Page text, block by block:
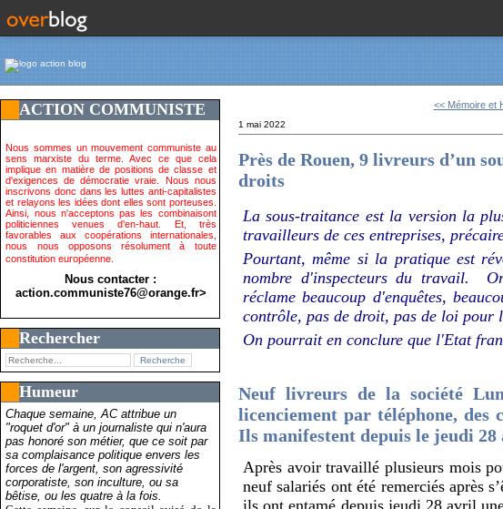
ACTION COMMUNISTE
Nous sommes un mouvement communiste au
sens marxiste du terme. Avec ce que cela
implique en matière de positions de classe et
d'exigences de démocratie vraie. Nous nous
inscrivons donc dans les luttes anti-capitalistes
et relayons les idées dont elles sont porteuses.
Ainsi, nous n'acceptons pas les combinaisont
politiciennes venues d'en-haut. Et, très
favorables aux coopérations internationales,
nous nous opposons résolument à toute
constitution européenne.
Nous contacter :
action.communiste76@orange.fr>
Rechercher
Humeur
Chaque semaine, AC attribue un
"roquet d'or" à un journaliste qui n'aura
pas honoré son métier, que ce soit par
sa complaisance politique envers les
forces de l'argent, son agressivité
corporatiste, son inculture, ou sa
bêtise, ou les quatre à la fois.
<< Mémoire et
1 mai 2022
Près de Rouen, 9 livreurs d’un
droits
La sous-traitance est la version la
travailleurs de ces entreprises,
Pourtant, même si la pratique est
nombre d'inspecteurs du travail.
réclame beaucoup d'enquêtes,
contrôle, pas de droit, pas de loi pour
On pourrait en conclure que l'Etat
Neuf livreurs de la société
licenciement par téléphone,
Ils manifestent depuis le jeudi
Après avoir travaillé plusieurs mois
neuf salariés ont été remerciés après
ils ont entamé depuis jeudi 28 avril